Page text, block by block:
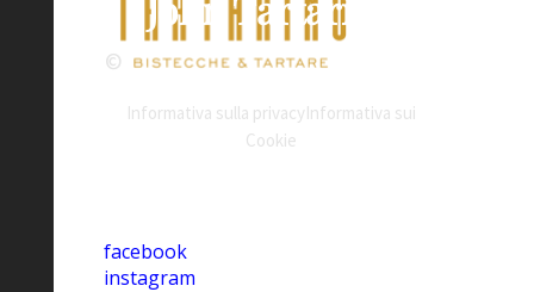
facebook
instagram
©
Informativa sulla privacyInformativa sui
Cookie